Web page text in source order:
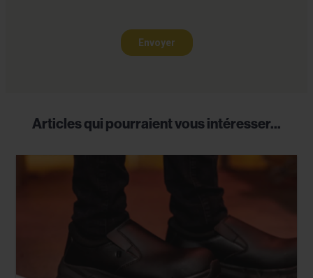
Articles qui pourraient vous intéresser...